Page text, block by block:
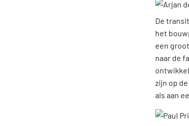
De
het
een
naar de
zijn op
als aan